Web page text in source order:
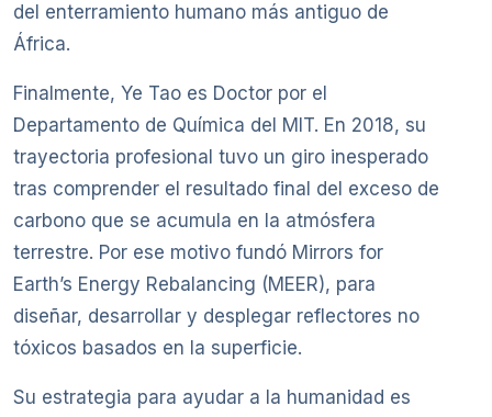
del enterramiento humano más antiguo de
África.
Finalmente, Ye Tao es Doctor por el
Departamento de Química del MIT. En 2018, su
trayectoria profesional tuvo un giro inesperado
tras comprender el resultado final del exceso de
carbono que se acumula en la atmósfera
terrestre. Por ese motivo fundó Mirrors for
Earth’s Energy Rebalancing (MEER), para
diseñar, desarrollar y desplegar reflectores no
tóxicos basados en la superficie.
Su estrategia para ayudar a la humanidad es